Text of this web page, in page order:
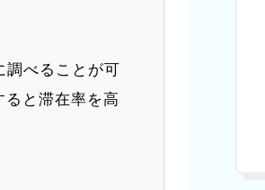
調べることが可
と滞在率を高